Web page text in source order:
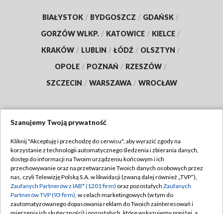
BIAŁYSTOK / BYDGOSZCZ / GDAŃSK /
GORZÓW WLKP. / KATOWICE / KIELCE /
KRAKÓW / LUBLIN / ŁÓDŹ / OLSZTYN /
OPOLE / POZNAŃ / RZESZÓW /
SZCZECIN / WARSZAWA / WROCŁAW
TVP
Abonament TVP
Emisja w TVP
Centrum informacji TVP
Regulamin TVP
Polityka prywatności
Moje zgody
Szanujemy Twoją prywatność
Kliknij "Akceptuję i przechodzę do serwisu", aby wyrazić zgody na
korzystanie z technologii automatycznego śledzenia i zbierania danych,
dostęp do informacji na Twoim urządzeniu końcowym i ich
przechowywanie oraz na przetwarzanie Twoich danych osobowych przez
nas, czyli Telewizję Polską S.A. w likwidacji (zwaną dalej również „TVP”),
Zaufanych Partnerów z IAB* (1201 firm) oraz pozostałych Zaufanych
Partnerów TVP (93 firm), w celach marketingowych (w tym do
zautomatyzowanego dopasowania reklam do Twoich zainteresowań i